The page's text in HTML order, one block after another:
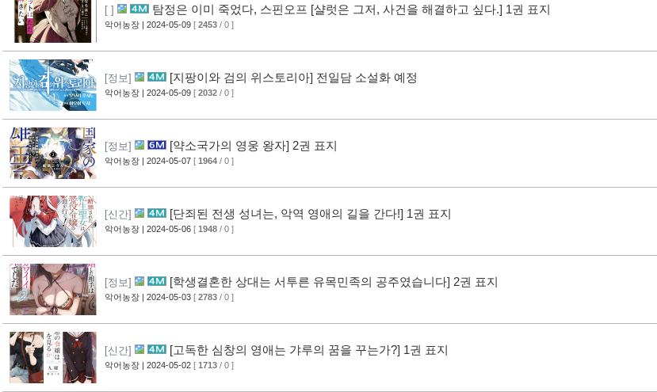
[ ] 탐정은 이미 죽었다, 스핀오프 [샬럿은 그저, 사건을 해결하고 싶다.] 1권 표지
악어농장 | 2024-05-09 [ 2453 / 0 ]
[정보] [지팡이와 검의 위스토리아] 전일담 소설화 예정
악어농장 | 2024-05-09 [ 2032 / 0 ]
[정보] [약소국가의 영웅 왕자] 2권 표지
악어농장 | 2024-05-07 [ 1964 / 0 ]
[신간] [단죄된 전생 성녀는, 악역 영애의 길을 간다!] 1권 표지
악어농장 | 2024-05-06 [ 1948 / 0 ]
[정보] [학생결혼한 상대는 서투른 유목민족의 공주였습니다] 2권 표지
악어농장 | 2024-05-03 [ 2783 / 0 ]
[신간] [고독한 심창의 영애는 갸루의 꿈을 꾸는가?] 1권 표지
악어농장 | 2024-05-02 [ 1713 / 0 ]